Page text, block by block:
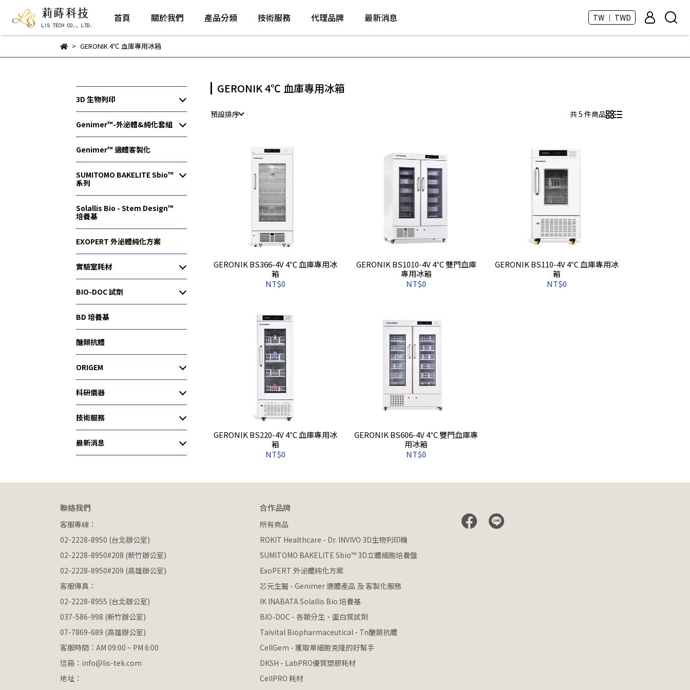
首頁 關於我們 產品分類 技術服務 代理品牌 最新消息 TW ｜ TWD
GERONIK 4℃ 血庫專用冰箱
3D 生物列印
Genimer™-外泌體&純化套組
Genimer™ 適體客製化
SUMITOMO BAKELITE Sbio™
系列
Solallis Bio - Stem Design™︎
培養基
EXOPERT 外泌體純化方案
實驗室耗材
BIO-DOC 試劑
BD 培養基
醣類抗體
ORIGEM
科研儀器
技術服務
最新消息
GERONIK 4℃ 血庫專用冰箱
預設排序 共 5 件商品
GERONIK BS366-4V 4℃ 血庫專用冰
箱
NT$0
GERONIK BS1010-4V 4℃ 雙門血庫
專用冰箱
NT$0
GERONIK BS110-4V 4℃ 血庫專用冰
箱
NT$0
GERONIK BS220-4V 4℃ 血庫專用冰
箱
NT$0
GERONIK BS606-4V 4℃ 雙門血庫專
用冰箱
NT$0
聯絡我們
客服專線：
02-2228-8950 (台北辦公室)
02-2228-8950#208 (新竹辦公室)
02-2228-8950#209 (高雄辦公室)
客服傳真：
02-2228-8955 (台北辦公室)
037-586-998 (新竹辦公室)
07-7869-689 (高雄辦公室)
客服時間：AM 09:00 ~ PM 6:00
信箱：info@lis-tek.com
地址：
合作品牌
所有商品
ROKIT Healthcare - Dr. INVIVO 3D生物列印機
SUMITOMO BAKELITE Sbio™ 3D立體細胞培養盤
ExoPERT 外泌體純化方案
芯元生醫 - Genimer 適體產品 及 客製化服務
IK INABATA Solallis Bio 培養基
BIO-DOC - 各類分生、蛋白質試劑
Taivital Biopharmaceutical - Tn醣類抗體
CellGem - 獲取單細胞克隆的好幫手
DKSH - LabPRO優質塑膠耗材
CellPRO 耗材